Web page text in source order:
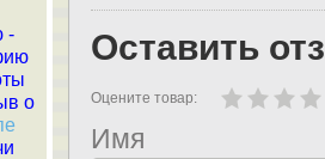
Оставить
Оцените товар:
Имя
-
о